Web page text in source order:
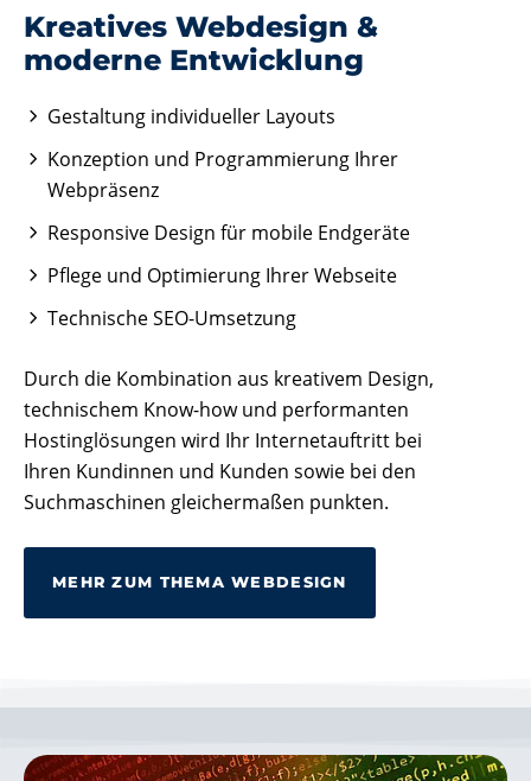
Kreatives Webdesign &
moderne Entwicklung
Gestaltung individueller Layouts
Konzeption und Programmierung Ihrer
Webpräsenz
Responsive Design für mobile Endgeräte
Pflege und Optimierung Ihrer Webseite
Technische SEO-Umsetzung
Durch die Kombination aus kreativem Design,
technischem Know-how und performanten
Hostinglösungen wird Ihr Internetauftritt bei
Ihren Kundinnen und Kunden sowie bei den
Suchmaschinen gleichermaßen punkten.
MEHR ZUM THEMA WEBDESIGN